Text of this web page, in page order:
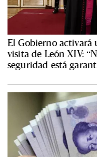
El Gobierno activará
visita de León XIV:
seguridad está